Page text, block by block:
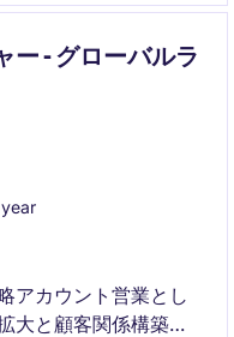
ー - グローバルラ
アカウント営業とし
大と顧客関係構築を